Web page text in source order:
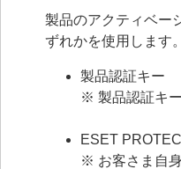
製品のアクティベー
ずれかを使用します。
製品認証キー
※ 製品認証キ
ESET
※ お客さま自